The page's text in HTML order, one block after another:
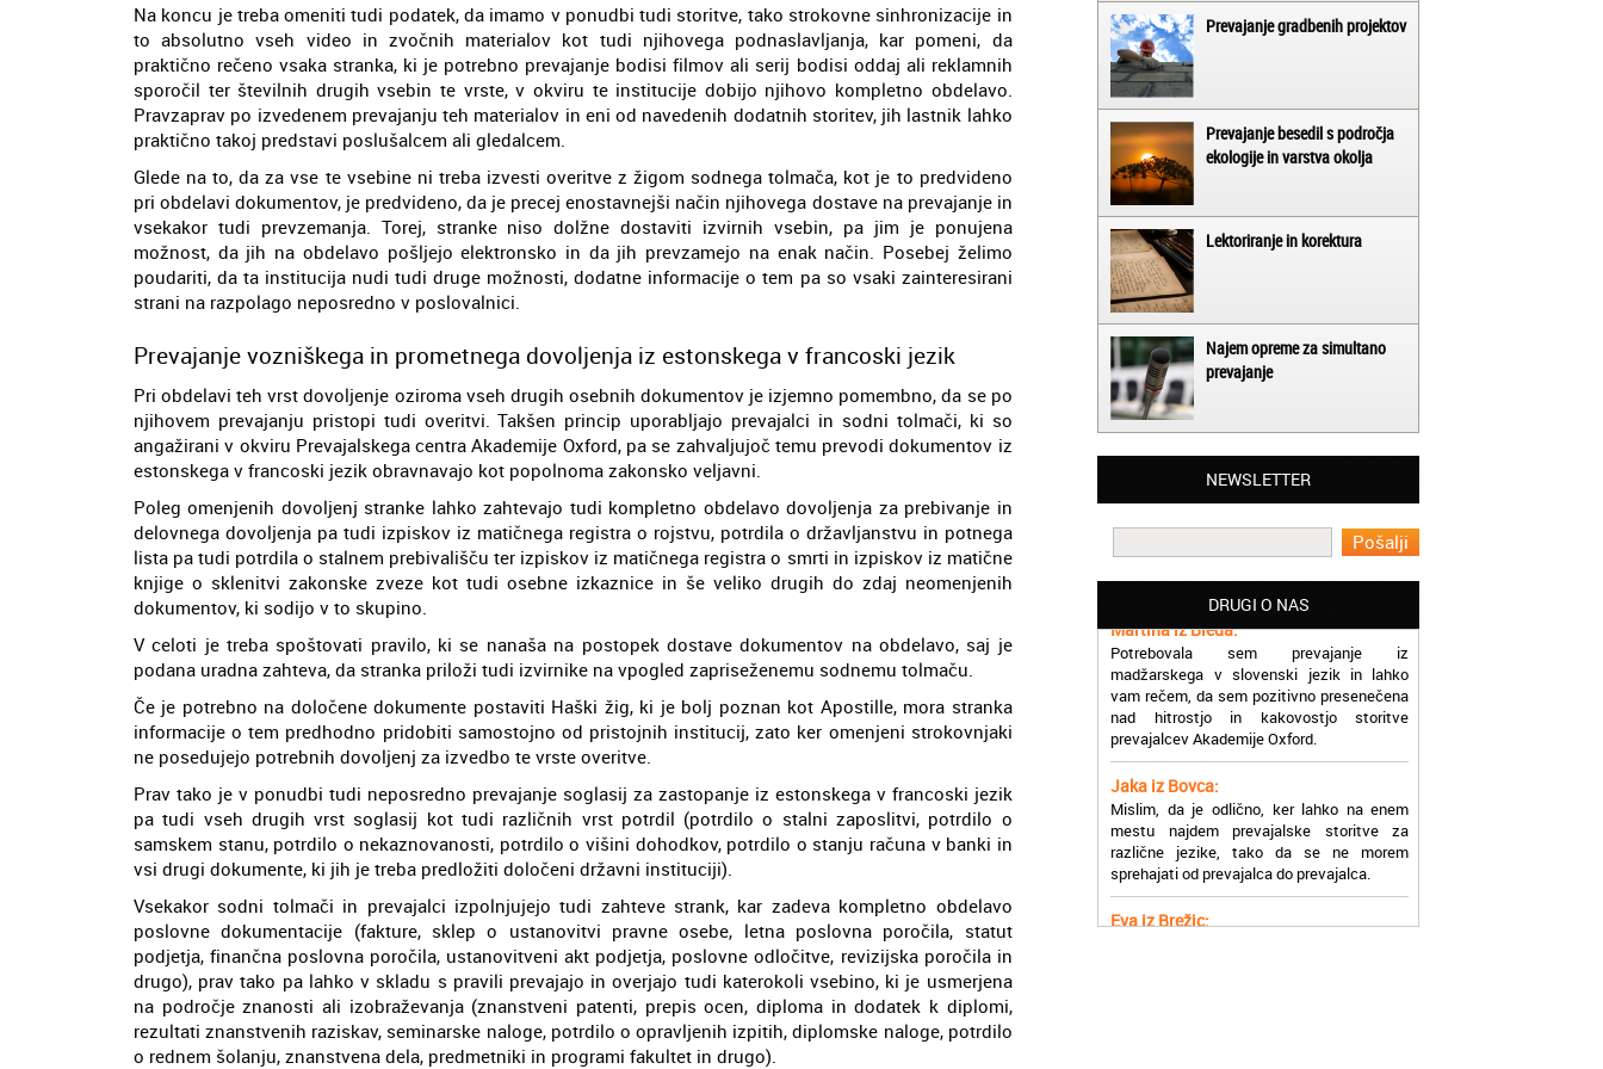
Na koncu je treba omeniti tudi podatek, da imamo v ponudbi tudi storitve, tako strokovne sinhronizacije in
to absolutno vseh video in zvočnih materialov kot tudi njihovega podnaslavljanja, kar pomeni, da
praktično rečeno vsaka stranka, ki je potrebno prevajanje bodisi filmov ali serij bodisi oddaj ali reklamnih
sporočil ter številnih drugih vsebin te vrste, v okviru te institucije dobijo njihovo kompletno obdelavo.
Pravzaprav po izvedenem prevajanju teh materialov in eni od navedenih dodatnih storitev, jih lastnik lahko
praktično takoj predstavi poslušalcem ali gledalcem.
Glede na to, da za vse te vsebine ni treba izvesti overitve z žigom sodnega tolmača, kot je to predvideno
pri obdelavi dokumentov, je predvideno, da je precej enostavnejši način njihovega dostave na prevajanje in
vsekakor tudi prevzemanja. Torej, stranke niso dolžne dostaviti izvirnih vsebin, pa jim je ponujena
možnost, da jih na obdelavo pošljejo elektronsko in da jih prevzamejo na enak način. Posebej želimo
poudariti, da ta institucija nudi tudi druge možnosti, dodatne informacije o tem pa so vsaki zainteresirani
strani na razpolago neposredno v poslovalnici.
Prevajanje vozniškega in prometnega dovoljenja iz estonskega v francoski jezik
Pri obdelavi teh vrst dovoljenje oziroma vseh drugih osebnih dokumentov je izjemno pomembno, da se po
njihovem prevajanju pristopi tudi overitvi. Takšen princip uporabljajo prevajalci in sodni tolmači, ki so
angažirani v okviru Prevajalskega centra Akademije Oxford, pa se zahvaljujoč temu prevodi dokumentov iz
estonskega v francoski jezik obravnavajo kot popolnoma zakonsko veljavni.
Poleg omenjenih dovoljenj stranke lahko zahtevajo tudi kompletno obdelavo dovoljenja za prebivanje in
delovnega dovoljenja pa tudi izpiskov iz matičnega registra o rojstvu, potrdila o državljanstvu in potnega
lista pa tudi potrdila o stalnem prebivališču ter izpiskov iz matičnega registra o smrti in izpiskov iz matične
knjige o sklenitvi zakonske zveze kot tudi osebne izkaznice in še veliko drugih do zdaj neomenjenih
dokumentov, ki sodijo v to skupino.
V celoti je treba spoštovati pravilo, ki se nanaša na postopek dostave dokumentov na obdelavo, saj je
podana uradna zahteva, da stranka priloži tudi izvirnike na vpogled zapriseženemu sodnemu tolmaču.
Če je potrebno na določene dokumente postaviti Haški žig, ki je bolj poznan kot Apostille, mora stranka
informacije o tem predhodno pridobiti samostojno od pristojnih institucij, zato ker omenjeni strokovnjaki
ne posedujejo potrebnih dovoljenj za izvedbo te vrste overitve.
Prav tako je v ponudbi tudi neposredno prevajanje soglasij za zastopanje iz estonskega v francoski jezik
pa tudi vseh drugih vrst soglasij kot tudi različnih vrst potrdil (potrdilo o stalni zaposlitvi, potrdilo o
samskem stanu, potrdilo o nekaznovanosti, potrdilo o višini dohodkov, potrdilo o stanju računa v banki in
vsi drugi dokumente, ki jih je treba predložiti določeni državni instituciji).
Vsekakor sodni tolmači in prevajalci izpolnjujejo tudi zahteve strank, kar zadeva kompletno obdelavo
poslovne dokumentacije (fakture, sklep o ustanovitvi pravne osebe, letna poslovna poročila, statut
podjetja, finančna poslovna poročila, ustanovitveni akt podjetja, poslovne odločitve, revizijska poročila in
drugo), prav tako pa lahko v skladu s pravili prevajajo in overjajo tudi katerokoli vsebino, ki je usmerjena
na področje znanosti ali izobraževanja (znanstveni patenti, prepis ocen, diploma in dodatek k diplomi,
rezultati znanstvenih raziskav, seminarske naloge, potrdilo o opravljenih izpitih, diplomske naloge, potrdilo
o rednem šolanju, znanstvena dela, predmetniki in programi fakultet in drugo).
Prevajanje gradbenih projektov
Prevajanje besedil s področja
ekologije in varstva okolja
Lektoriranje in korektura
Najem opreme za simultano
prevajanje
NEWSLETTER
DRUGI O NAS
Matjaž iz Ajdovščine:
Lahko pohvalim vse zaposlene v Akademiji
Oxford, ker so resnično profesionalni in
prevajalske storitve opravljajo hitro in
Potrebovala sem prevajanje iz
madžarskega v slovenski jezik in lahko
vam rečem, da sem pozitivno presenečena
nad hitrostjo in kakovostjo storitve
prevajalcev Akademije Oxford.
Jaka iz Bovca:
mestu najdem prevajalske storitve za
različne jezike, tako da se ne morem
sprehajati od prevajalca do prevajalca.
Eva iz Brežic:
jezik, na spletu sem našla Oxford, jih